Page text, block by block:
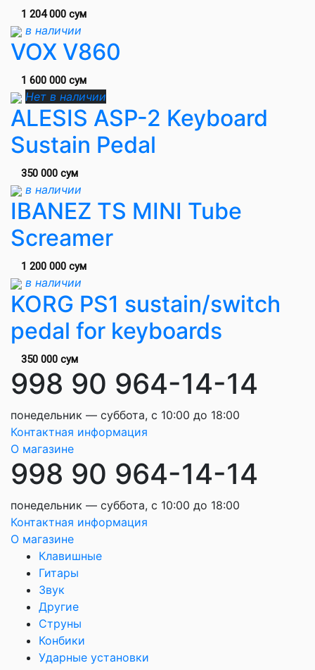
1 204 000 сум
в наличии
VOX V860
1 600 000 сум
Нет в наличии
ALESIS ASP-2 Keyboard
Sustain Pedal
350 000 сум
в наличии
IBANEZ TS MINI Tube
Screamer
1 200 000 сум
в наличии
KORG PS1 sustain/switch
pedal for keyboards
350 000 сум
998 90 964-14-14
понедельник — суббота, с 10:00 до 18:00
Контактная информация
О магазине
998 90 964-14-14
понедельник — суббота, с 10:00 до 18:00
Контактная информация
О магазине
Клавишные
Гитары
Звук
Другие
Струны
Конбики
Ударные установки